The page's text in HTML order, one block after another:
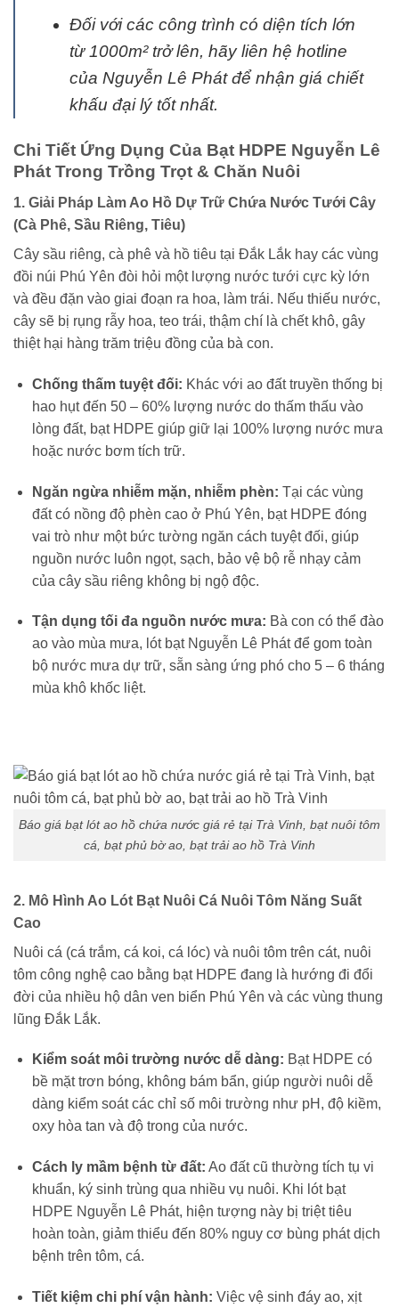
Đối với các công trình có diện tích lớn
từ 1000m² trở lên, hãy liên hệ hotline
của Nguyễn Lê Phát để nhận giá chiết
khấu đại lý tốt nhất.
Chi Tiết Ứng Dụng Của Bạt HDPE Nguyễn Lê
Phát Trong Trồng Trọt & Chăn Nuôi
1. Giải Pháp Làm Ao Hồ Dự Trữ Chứa Nước Tưới Cây
(Cà Phê, Sầu Riêng, Tiêu)
Cây sầu riêng, cà phê và hồ tiêu tại Đắk Lắk hay các vùng
đồi núi Phú Yên đòi hỏi một lượng nước tưới cực kỳ lớn
và đều đặn vào giai đoạn ra hoa, làm trái. Nếu thiếu nước,
cây sẽ bị rụng rẫy hoa, teo trái, thậm chí là chết khô, gây
thiệt hại hàng trăm triệu đồng của bà con.
Chống thấm tuyệt đối: Khác với ao đất truyền thống bị
hao hụt đến 50 – 60% lượng nước do thấm thấu vào
lòng đất, bạt HDPE giúp giữ lại 100% lượng nước mưa
hoặc nước bơm tích trữ.
Ngăn ngừa nhiễm mặn, nhiễm phèn: Tại các vùng
đất có nồng độ phèn cao ở Phú Yên, bạt HDPE đóng
vai trò như một bức tường ngăn cách tuyệt đối, giúp
nguồn nước luôn ngọt, sạch, bảo vệ bộ rễ nhạy cảm
của cây sầu riêng không bị ngộ độc.
Tận dụng tối đa nguồn nước mưa: Bà con có thể đào
ao vào mùa mưa, lót bạt Nguyễn Lê Phát để gom toàn
bộ nước mưa dự trữ, sẵn sàng ứng phó cho 5 – 6 tháng
mùa khô khốc liệt.
Báo giá bạt lót ao hồ chứa nước giá rẻ tại Trà Vinh, bạt nuôi tôm
cá, bạt phủ bờ ao, bạt trải ao hồ Trà Vinh
2. Mô Hình Ao Lót Bạt Nuôi Cá Nuôi Tôm Năng Suất
Cao
Nuôi cá (cá trắm, cá koi, cá lóc) và nuôi tôm trên cát, nuôi
tôm công nghệ cao bằng bạt HDPE đang là hướng đi đổi
đời của nhiều hộ dân ven biển Phú Yên và các vùng thung
lũng Đắk Lắk.
Kiểm soát môi trường nước dễ dàng: Bạt HDPE có
bề mặt trơn bóng, không bám bẩn, giúp người nuôi dễ
dàng kiểm soát các chỉ số môi trường như pH, độ kiềm,
oxy hòa tan và độ trong của nước.
Cách ly mầm bệnh từ đất: Ao đất cũ thường tích tụ vi
khuẩn, ký sinh trùng qua nhiều vụ nuôi. Khi lót bạt
HDPE Nguyễn Lê Phát, hiện tượng này bị triệt tiêu
hoàn toàn, giảm thiểu đến 80% nguy cơ bùng phát dịch
bệnh trên tôm, cá.
Tiết kiệm chi phí vận hành: Việc vệ sinh đáy ao, xịt